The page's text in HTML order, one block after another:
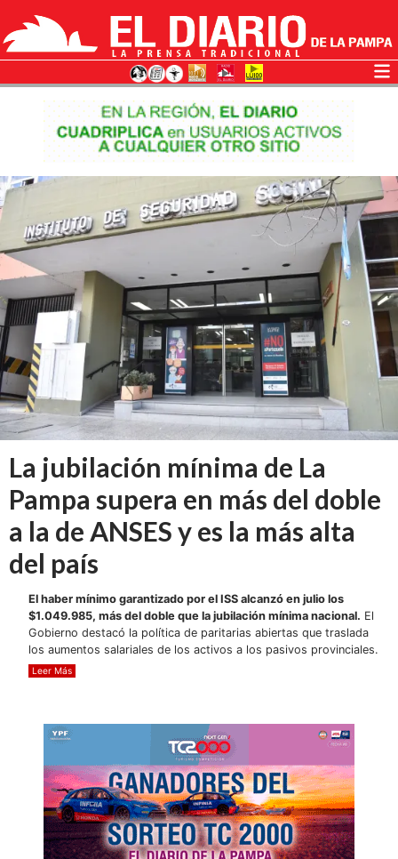
La jubilación mínima de La
Pampa supera en más del doble
a la de ANSES y es la más alta
del país
El haber mínimo garantizado por el ISS alcanzó en julio los
$1.049.985, más del doble que la jubilación mínima nacional. El
Gobierno destacó la política de paritarias abiertas que traslada
los aumentos salariales de los activos a los pasivos provinciales.
Leer Más